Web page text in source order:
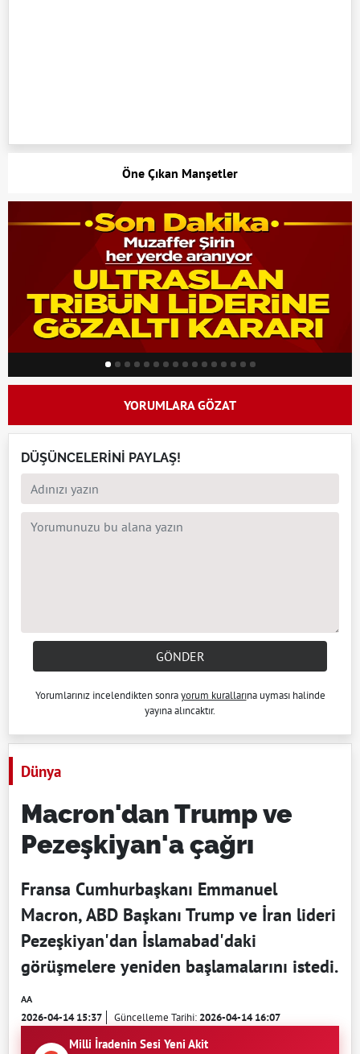
Öne Çıkan Manşetler
YORUMLARA GÖZAT
DÜŞÜNCELERİNİ PAYLAŞ!
GÖNDER
Yorumlarınız incelendikten sonrayorum kurallarına uyması halinde
yayına alıncaktır.
Dünya
Macron'dan Trump ve
Pezeşkiyan'a çağrı
Fransa Cumhurbaşkanı Emmanuel
Macron, ABD Başkanı Trump ve İran lideri
Pezeşkiyan'dan İslamabad'daki
görüşmelere yeniden başlamalarını istedi.
AA
2026-04-14 15:37 Güncelleme Tarihi:2026-04-14 16:07
Milli İradenin Sesi Yeni Akit